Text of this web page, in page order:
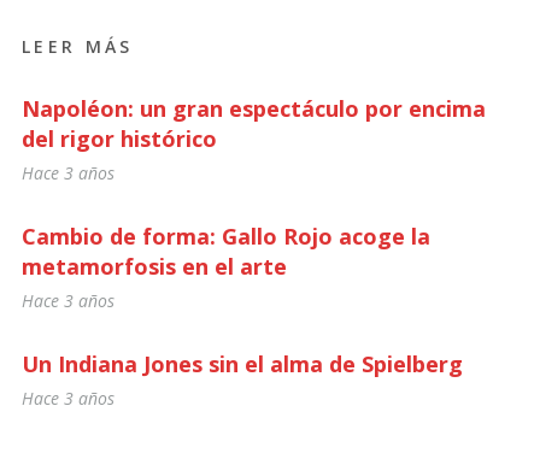
LEER MÁS
Napoléon: un gran espectáculo por encima
del rigor histórico
Hace 3 años
Cambio de forma: Gallo Rojo acoge la
metamorfosis en el arte
Hace 3 años
Un Indiana Jones sin el alma de Spielberg
Hace 3 años